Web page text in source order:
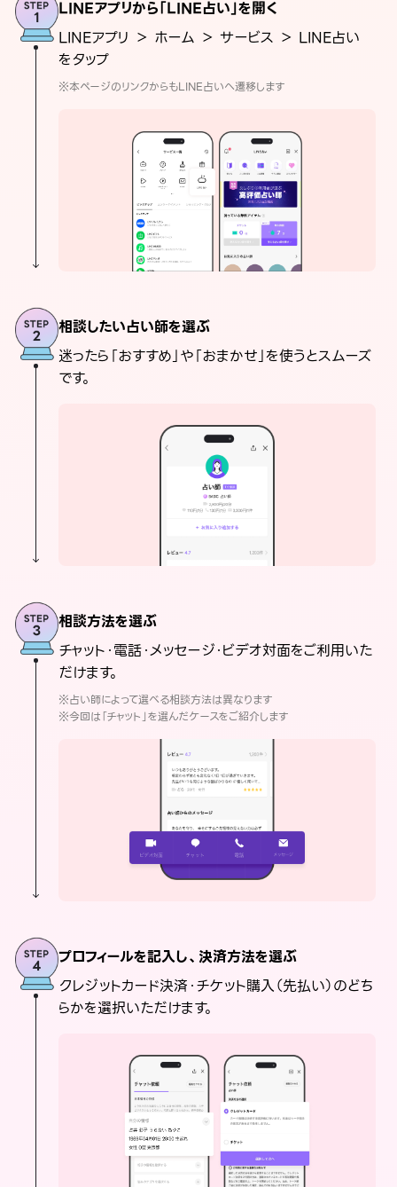
LINEアプリから「LINE占い」を開く
LINEアプリ ＞ ホーム ＞ サービス ＞ LINE占い
をタップ
※本ページのリンクからもLINE占いへ遷移します
相談したい占い師を選ぶ
迷ったら「おすすめ」や「おまかせ」を使うとスムーズ
です。
相談方法を選ぶ
チャット・電話・メッセージ・ビデオ対面をご利用いた
だけます。
※占い師によって選べる相談方法は異なります
※今回は「チャット」を選んだケースをご紹介します
プロフィールを記入し、決済方法を選ぶ
クレジットカード決済・チケット購入（先払い）のどち
らかを選択いただけます。